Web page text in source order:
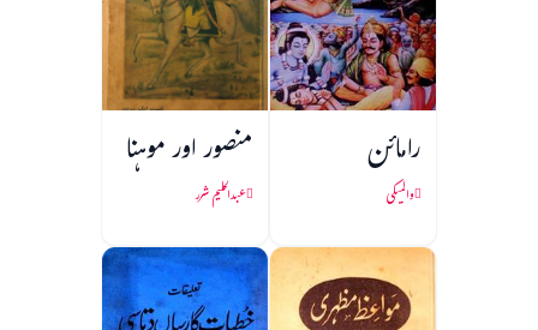
رامائن
والمیکی
منصور اور موہنا
عبدالحلیم شرر